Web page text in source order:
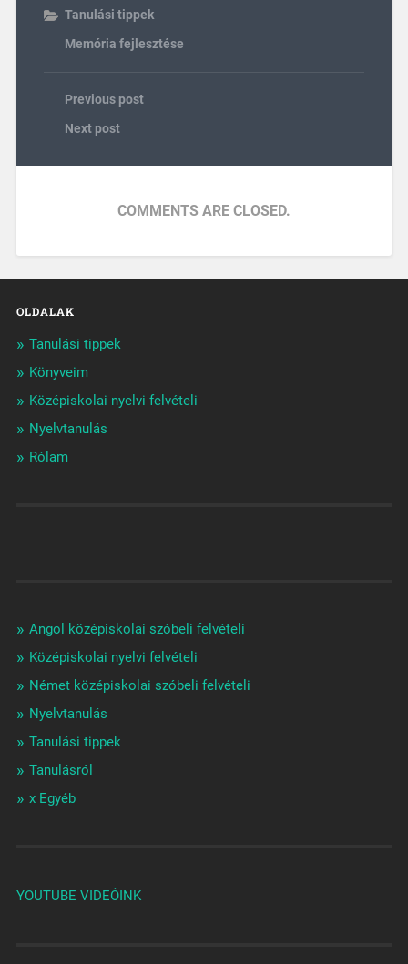
Tanulási tippek
Memória fejlesztése
Previous post
Next post
COMMENTS ARE CLOSED.
OLDALAK
Tanulási tippek
Könyveim
Középiskolai nyelvi felvételi
Nyelvtanulás
Rólam
Angol középiskolai szóbeli felvételi
Középiskolai nyelvi felvételi
Német középiskolai szóbeli felvételi
Nyelvtanulás
Tanulási tippek
Tanulásról
x Egyéb
YOUTUBE VIDEÓINK